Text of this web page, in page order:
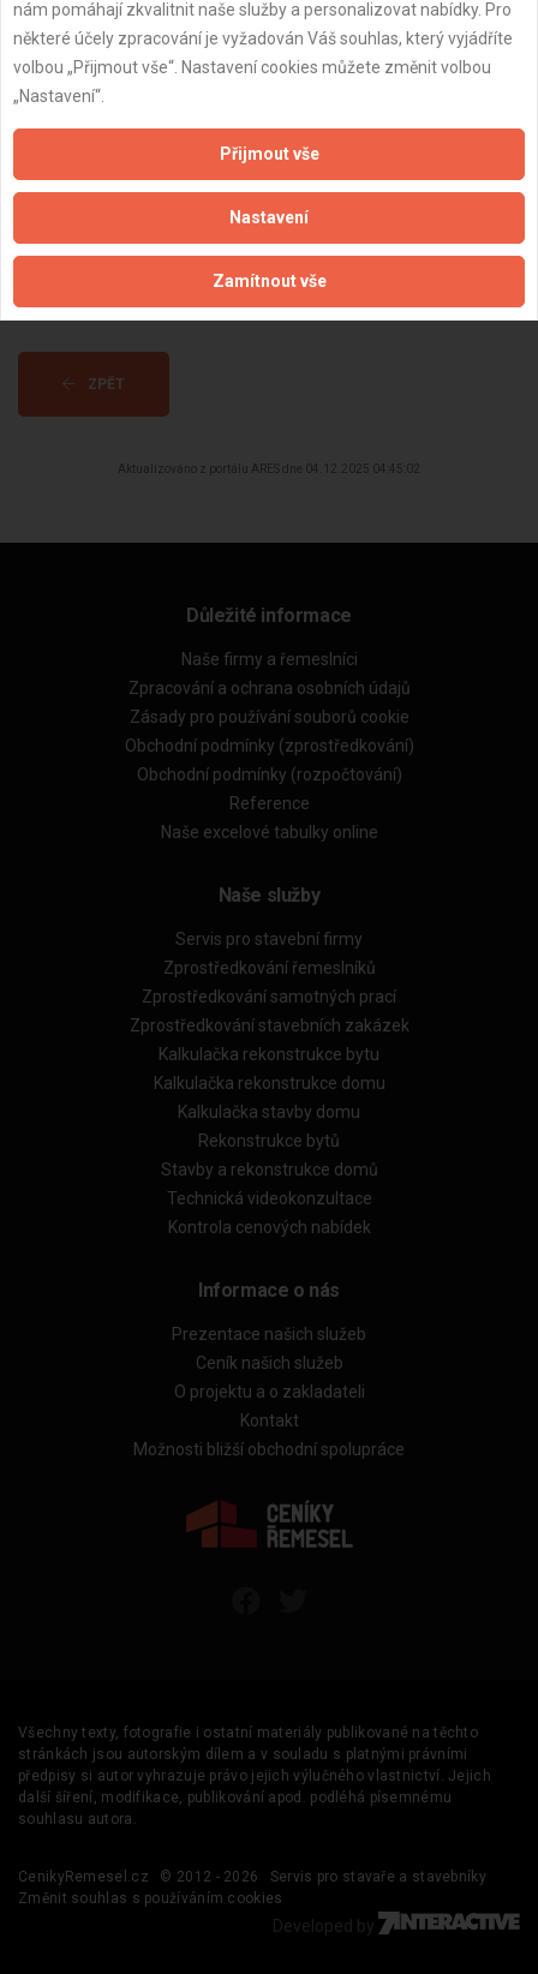
Věk: 29 let
Datum registrace: 10.3.2021
Dostupnost:
ZPĚT
Aktualizováno z portálu ARES dne 04.12.2025 04:45:02
Důležité informace
Naše firmy a řemeslníci
Zpracování a ochrana osobních údajů
Zásady pro používání souborů cookie
Obchodní podmínky (zprostředkování)
Obchodní podmínky (rozpočtování)
Reference
Naše excelové tabulky online
Naše služby
Servis pro stavební firmy
Zprostředkování řemeslníků
Zprostředkování samotných prací
Zprostředkování stavebních zakázek
Kalkulačka rekonstrukce bytu
Kalkulačka rekonstrukce domu
Kalkulačka stavby domu
Rekonstrukce bytů
Stavby a rekonstrukce domů
Technická videokonzultace
Kontrola cenových nabídek
Informace o nás
Prezentace našich služeb
Ceník našich služeb
O projektu a o zakladateli
Kontakt
Možnosti bližší obchodní spolupráce
Všechny texty, fotografie i ostatní materiály publikované na těchto
stránkách jsou autorským dílem a v souladu s platnými právními
předpisy si autor vyhrazuje právo jejich výlučného vlastnictví. Jejich
další šíření, modifikace, publikování apod. podléhá písemnému
souhlasu autora.
CenikyRemesel.cz © 2012 - 2026
Servis pro stavaře a stavebníky
Změnit souhlas s používáním cookies
Developed by
nám pomáhají zkvalitnit naše služby a personalizovat nabídky. Pro
některé účely zpracování je vyžadován Váš souhlas, který vyjádříte
volbou „Přijmout vše“. Nastavení cookies můžete změnit volbou
„Nastavení“.
Přijmout vše
Nastavení
Zamítnout vše